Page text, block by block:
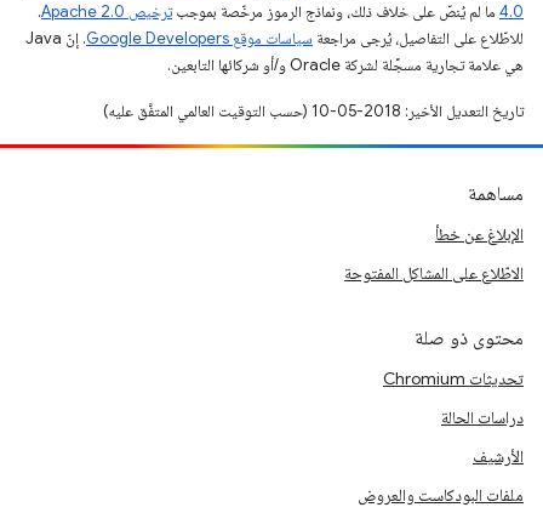
4.0‏ ما لم يُنصّ على خلاف ذلك، ونماذج الرموز مرخّصة بموجبترخيص Apache 2.0‏
.
للاطّلاع على التفاصيل، يُرجى مراجعة سياسات موقع Google Developers‏
. إنّ Java
هي علامة تجارية مسجَّلة لشركة Oracle و/أو شركائها التابعين.
تاريخ التعديل الأخير: 2018-05-10 (حسب التوقيت العالمي المتفَّق عليه)
مساهمة
الإبلاغ عن خطأ
الاطّلاع على المشاكل المفتوحة
محتوى ذو صلة
تحديثات Chromium
دراسات الحالة
الأرشيف
ملفات البودكاست والعروض